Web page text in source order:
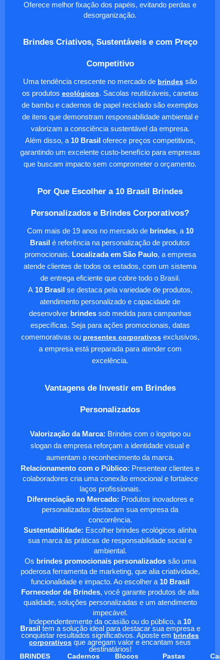
Oferece melhor fixação dos papéis, evitando perdas e
desorganização.
Brindes Criativos, Sustentáveis e com Preço
Competitivo
Uma tendência crescente no mercado de brindes são
os produtos ecológicos. Sacolas reutilizáveis, canetas
de bambu e cadernos de papel reciclado são exemplos
de itens que demonstram responsabilidade ambiental e
valorizam a consciência sustentável da empresa.
Além disso, a 10 Brasiloferece preços competitivos,
garantindo um excelente custo-benefício para empresas
que buscam impacto sem comprometer o orçamento.
Por Que Escolher a 10 Brasil Brindes
Personalizados e Brindes Corporativos?
Com mais de 19 anos no mercado de brindes, a 10
Brasil é referência na personalização de produtos
promocionais. Localizada em São Paulo, a empresa
atende clientes de todos os estados, com um sistema
de entrega eficiente que cobre todo o Brasil.
A10 Brasilse destaca pela variedade de produtos,
atendimento personalizado e capacidade de
desenvolver brindessob medida para campanhas
específicas. Seja para ações promocionais, datas
comemorativas ou presentes corporativosexclusivos,
a empresa está preparada para atender com
excelência.
Vantagens de Investir em Brindes
Personalizados
Valorização da Marca: Brindes com o logotipo ou
slogan da empresa reforçam a identidade visual e
aumentam o reconhecimento da marca.
Relacionamento com o Público: Presentear clientes e
colaboradores cria uma conexão emocional e fortalece
laços profissionais.
Diferenciação no Mercado: Produtos inovadores e
personalizados destacam sua empresa da
concorrência.
Sustentabilidade: Escolher brindes ecológicos alinha
sua marca às práticas de responsabilidade social e
ambiental.
Os brindes promocionais personalizadossão uma
poderosa ferramenta de marketing, que alia criatividade,
funcionalidade e impacto. Ao escolher a 10 Brasil
Fornecedor de Brindes, você garante produtos de alta
qualidade, soluções personalizadas e um atendimento
impecável.
Independentemente da ocasião ou do público, a 10
Brasil tem a solução ideal para destacar sua empresa e
conquistar resultados significativos. Aposte em brindes
corporativos que agregam valor e encantam seus
destinatários!
BRINDES
Cadernos Blocos Pastas